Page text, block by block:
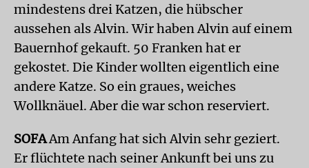
mindestens drei Katzen, die hübscher
aussehen als Alvin. Wir haben Alvin auf einem
Bauernhof gekauft. 50 Franken hat er
gekostet. Die Kinder wollten eigentlich eine
andere Katze. So ein graues, weiches
Wollknäuel. Aber die war schon reserviert.
SOFAAm Anfang hat sich Alvin sehr geziert.
Er flüchtete nach seiner Ankunft bei uns zu